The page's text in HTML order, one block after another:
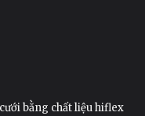
bằng chất liệu hiflex